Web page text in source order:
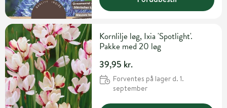
Kornlilje løg, Ixia 'Spotlight'.
Pakke med 20 løg
39,95 kr.
Forventes på lager d. 1.
september